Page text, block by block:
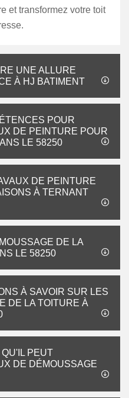
et transformez votre toit
UNE ALLURE
À HJ BATIMENT
POUR
DE PEINTURE POUR
LE 58250
DE PEINTURE
À TERNANT
DE LA
LE 58250
À SAVOIR SUR LES
DE LA TOITURE À
PEUT
DE DÉMOUSSAGE